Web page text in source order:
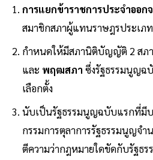
การแยกข้าราชการประจำออก
สมาชิกสภาผู้แทนราษฎรประเภ
กำหนดให้มีสภานิติบัญญัติ 2 สภ
และ พฤฒสภา ซึ่งรัฐธรรมนูญฉ
เลือกตั้ง
นับเป็นรัฐธรรมนูญฉบับแรกที่
กรรมการตุลาการรัฐธรรมนูญจ
ตีความว่ากฎหมายใดขัดกับรัฐธ